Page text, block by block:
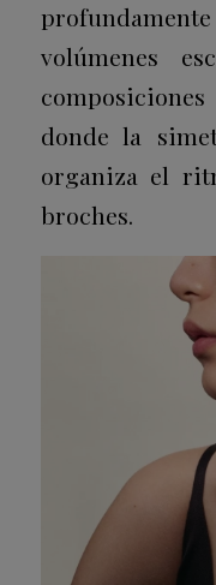
volúmenes
donde la
organiza el
broches.